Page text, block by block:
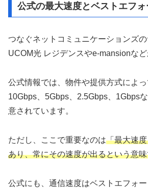
公式の最大速度とベストエフ
つなぐネットコミュニケーションズの
UCOM光 レジデンスやe-mansionなど
公式情報では、物件や提供方式によ
10Gbps、5Gbps、2.5Gbps、1Gbps
意されています。
ただし、ここで重要なのは「最大速
あり、常にその速度が出るという意
公式にも、通信速度はベストエフォ